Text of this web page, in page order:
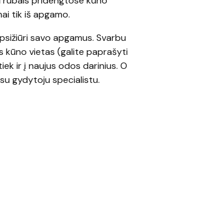
tik iš apgamo.
savo apgamus. Svarbu
kūno vietas (galite paprašyti
ir į naujus odos darinius. O
gydytoju specialistu.